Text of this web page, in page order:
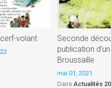
volant
Seconde
publication
Broussaille
mai 01, 2021
Dans Actualités